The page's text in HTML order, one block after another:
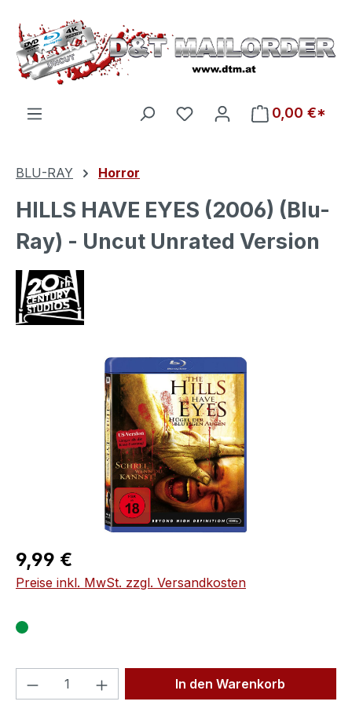
Zum Hauptinhalt springen
Du hast 0 Produkte auf
0,00 €*
BLU-RAY Horror
HILLS HAVE EYES (2006) (Blu-
Ray) - Uncut Unrated Version
Bildergalerie überspringen
Regulärer Preis:
9,99 €
Preise inkl. MwSt. zzgl. Versandkosten
Produkt Anzahl: Gib denIn den Warenkorb